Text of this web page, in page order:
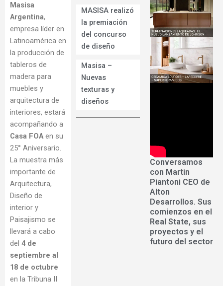
Masisa
Argentina,
empresa líder en
Latinoamérica en
la producción de
tableros de
madera para
muebles y
arquitectura de
interiores, estará
acompañando a
Casa FOAen su
25° Aniversario.
La muestra más
importante de
Arquitectura,
Diseño de
interior y
Paisajismo se
llevará a cabo
del 4 de
septiembre al
18 de octubre
en la Tribuna II
MASISA realizó
la premiación
del concurso
de diseño
Masisa –
Nuevas
texturas y
diseños
Conversamos
con Martin
Piantoni CEO de
Alton
Desarrollos. Sus
comienzos en el
Real State, sus
proyectos y el
futuro del sector